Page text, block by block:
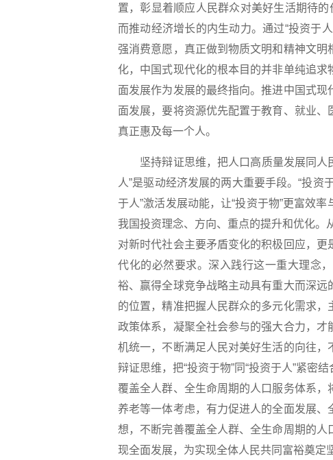
置，彰显着顺应人民群众对美好生活期待
而推动经济增长的内生动力。通过“投资于
强消费意愿，真正做到物质文明和精神文
化，中国式现代化的根本目的并非单纯追
面发展作为发展的最终指向。推进中国式
面发展，要将资源优先配置于教育、就业
真正惠及每一个人。
坚持辩证思维，把人口高质量发展同人民
人”是驱动经济发展的两大重要手段。“投资
于人”激活发展动能，让“投资于物”更富效
我国投资理念、方向、重点的提升和优化。
对新时代社会主要矛盾变化的积极回应，
代化的必然要求。深入践行这一重大理念
裕、赢得全球竞争战略主动具有重大而深
的位置，精准把握人民群众的多元化需求
政策体系，凝聚全社会参与的强大合力，
机统一，不断满足人民对美好生活的向往
辩证思维，把“投资于物”同“投资于人”紧密
覆盖全人群、全生命周期的人口服务体系，
养老等一体考虑，有力促进人的全面发展
想，不断完善覆盖全人群、全生命周期的
现全面发展，为实现全体人民共同富裕奠定